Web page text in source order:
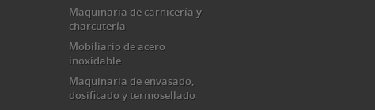
Maquinaria de carnicería y
charcutería
Mobiliario de acero
inoxidable
Maquinaria de envasado,
dosificado y termosellado